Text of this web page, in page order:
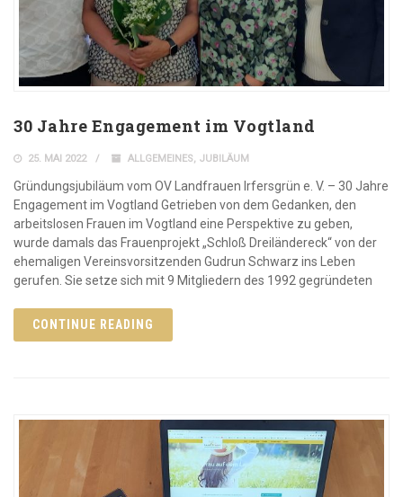
30 Jahre Engagement im Vogtland
25. MAI 2022 ALLGEMEINES, JUBILÄUM
Gründungsjubiläum vom OV Landfrauen Irfersgrün e. V. – 30 Jahre
Engagement im Vogtland Getrieben von dem Gedanken, den
arbeitslosen Frauen im Vogtland eine Perspektive zu geben,
wurde damals das Frauenprojekt „Schloß Dreiländereck“ von der
ehemaligen Vereinsvorsitzenden Gudrun Schwarz ins Leben
gerufen. Sie setze sich mit 9 Mitgliedern des 1992 gegründeten
CONTINUE READING